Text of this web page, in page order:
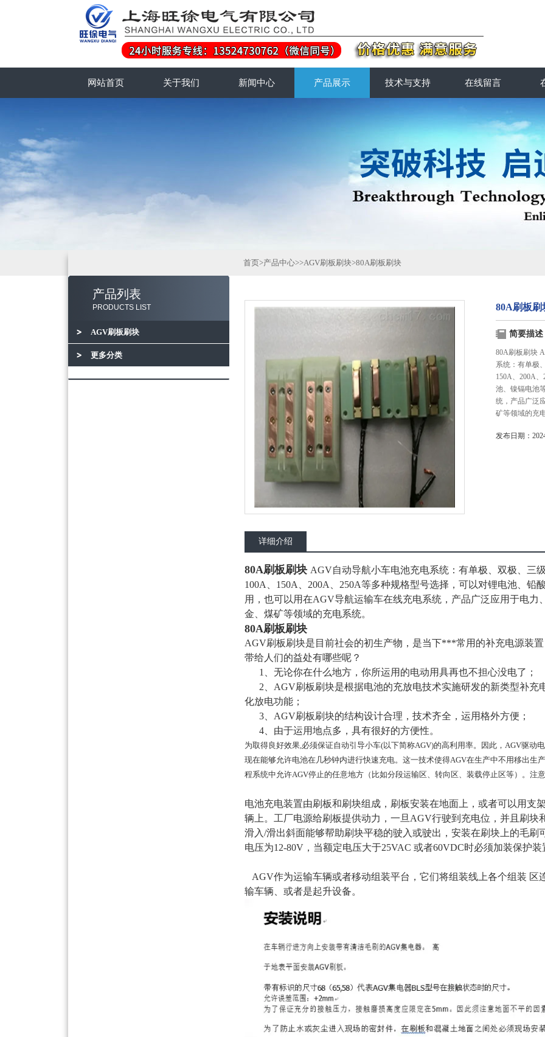
网站首页 关于我们 新闻中心 产品展示 技术与支持 在线留言
产品列表
PRODUCTS LIST
AGV刷板刷块
更多分类
首页>产品中心>>AGV刷板刷块>80A刷板刷块
80A刷板刷
简要描述
80A刷板刷块
系统：有单极
150A、200A
池、镍镉电池
统，产品广泛
矿等领域的充
发布日期：
详细介绍
80A刷板刷块 AGV自动导航小车电池充电系统：有单极、双极、三
100A、150A、200A、250A等多种规格型号选择，可以对锂电池、铅
用，也可以用在AGV导航运输车在线充电系统，产品广泛应用于电
金、煤矿等领域的充电系统。
80A刷板刷块
AGV刷板刷块是目前社会的初生产物，是当下***常用的补充电源装
带给人们的益处有哪些呢？
1、无论你在什么地方，你所运用的电动用具再也不担心没电了；
2、AGV刷板刷块是根据电池的充放电技术实施研发的新类型补充
化放电功能；
3、AGV刷板刷块的结构设计合理，技术齐全，运用格外方便；
4、由于运用地点多，具有很好的方便性。
为取得良好效果,必须保证自动引导小车(以下简称AGV)的高利用率。因此，AGV驱动
现在能够允许电池在几秒钟内进行快速充电。这一技术使得AGV在生产中不用移出生
程系统中允许AGV停止的任意地方（比如分段运输区、转向区、装载停止区等）。注
电池充电装置由刷板和刷块组成，刷板安装在地面上，或者可以用支
辆上。工厂电源给刷板提供动力，一旦AGV行驶到充电位，并且刷
滑入/滑出斜面能够帮助刷块平稳的驶入或驶出，安装在刷块上的毛
电压为12-80V，当额定电压大于25VAC 或者60VDC时必须加装保护
AGV作为运输车辆或者移动组装平台，它们将组装线上各个组装 区
输车辆、或者是起升设备。